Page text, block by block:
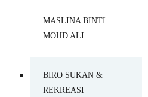
MASLINA BINTI
MOHD ALI
BIRO SUKAN &
REKREASI